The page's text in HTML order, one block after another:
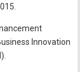
Innovation